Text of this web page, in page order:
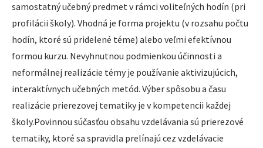
samostatný učebný predmet v rámci voliteľných hodín (pri
profilácii školy). Vhodná je forma projektu (v rozsahu počtu
hodín, ktoré sú pridelené téme) alebo veľmi efektívnou
formou kurzu. Nevyhnutnou podmienkou účinnosti a
neformálnej realizácie témy je používanie aktivizujúcich,
interaktívnych učebných metód. Výber spôsobu a času
realizácie prierezovej tematiky je v kompetencii každej
školy.Povinnou súčasťou obsahu vzdelávania sú prierezové
tematiky, ktoré sa spravidla prelínajú cez vzdelávacie